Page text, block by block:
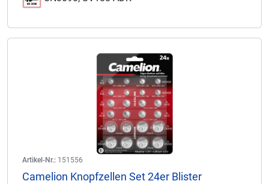
Artikel-Nr.: 151556
Camelion Knopfzellen Set 24er Blister